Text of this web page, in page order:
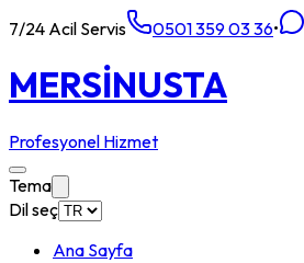
7/24 Acil Servis 0501 359 03 36•
MERSİNUSTA
Profesyonel Hizmet
Tema
Dil seç
Ana Sayfa